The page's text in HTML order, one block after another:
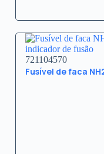
721104570
Fusível de faca